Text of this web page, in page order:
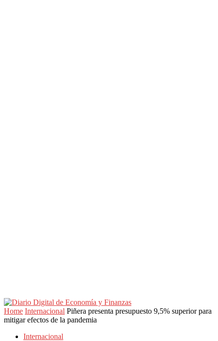
Home Internacional Piñera presenta presupuesto 9,5% superior para
mitigar efectos de la pandemia
Internacional